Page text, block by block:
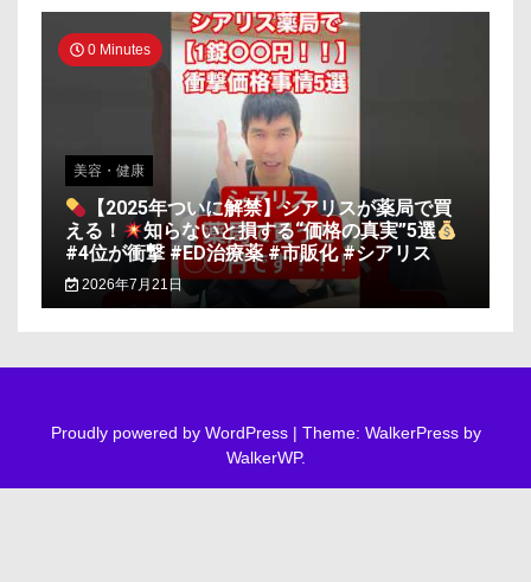
0 Minutes
美容・健康
【2025年ついに解禁】シアリスが薬局で買
える！
知らないと損する“価格の真実”5選
#4位が衝撃 #ED治療薬 #市販化 #シアリス
2026年7月21日
Proudly powered by WordPress | Theme: WalkerPress by
WalkerWP.